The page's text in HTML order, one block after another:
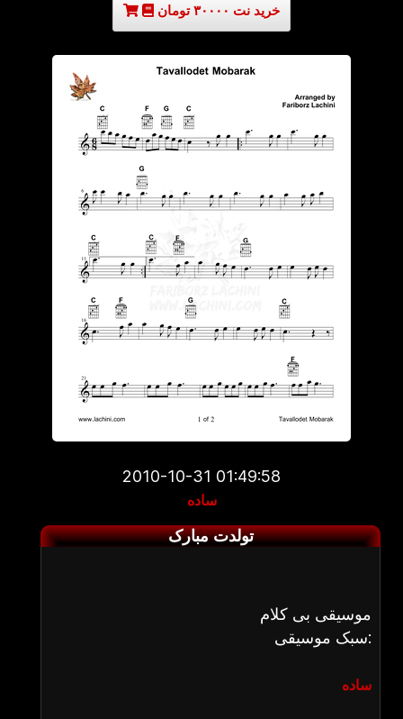
خرید نت ۳۰۰۰۰ تومان
2010-10-31 01:49:58
ساده
تولدت مبارک
موسیقی بی کلام
سبک موسیقی:
ساده